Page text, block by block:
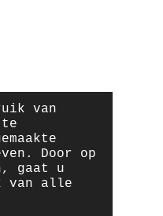
van
te
Door op
gaat u
van alle